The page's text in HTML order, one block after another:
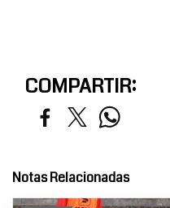
COMPARTIR:
Notas Relacionadas